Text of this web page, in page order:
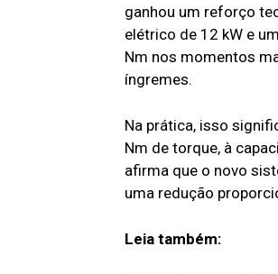
ganhou um reforço
elétrico de 12 kW e
Nm nos momentos
íngremes.
Na prática, isso
Nm de torque, à
afirma que o novo
uma redução
Leia também: